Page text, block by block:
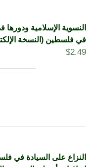
النسوية الإسلامية ودورها
في فلسطين (النسخة
$2.49
النزاع على السيادة في